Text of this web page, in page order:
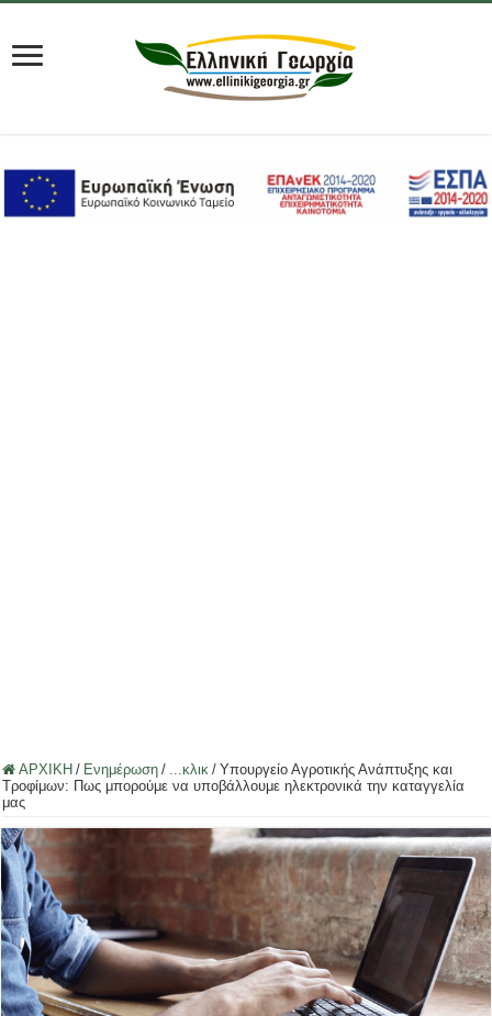
ΑΡΧΙΚΗ / Ενημέρωση / ...κλικ / Υπουργείο Αγροτικής Ανάπτυξης και
Τροφίμων: Πως μπορούμε να υποβάλλουμε ηλεκτρονικά την καταγγελία
μας